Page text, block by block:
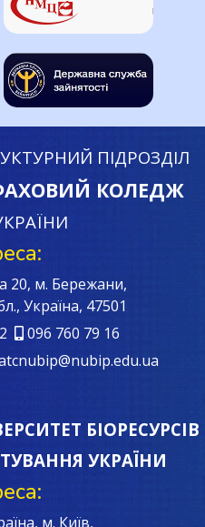
ПІДРОЗДІЛ
КОЛЕДЖ
20, м. Бережани,
Україна, 47501
096 760 79 16
БІОРЕСУРСІВ
УКРАЇНИ
м. Київ,